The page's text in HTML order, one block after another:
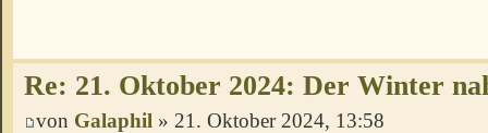
Re: 21. Oktober 2024: Der Winter
von Galaphil » 21. Oktober 2024, 13:58